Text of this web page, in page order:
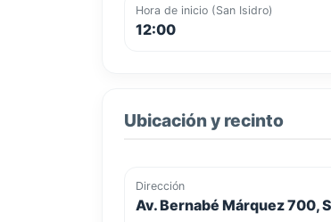
Hora de inicio (San Isidro)
12:00
Ubicación y recinto
Dirección
Av. Bernabé Márquez 700,